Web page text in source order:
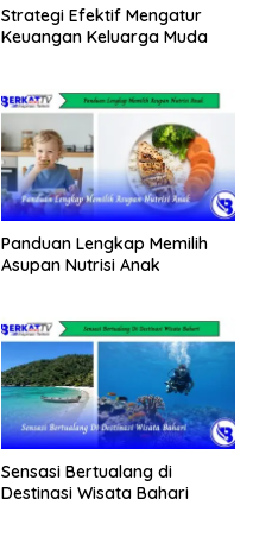
Strategi Efektif Mengatur
Keuangan Keluarga Muda
Panduan Lengkap Memilih
Asupan Nutrisi Anak
Sensasi Bertualang di
Destinasi Wisata Bahari